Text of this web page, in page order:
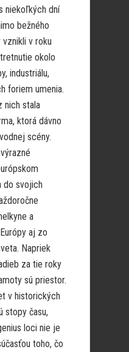
niekoľkých dní
bežného
vznikli v roku
okolo
industriálu,
foriem umenia.
nich stala
ktorá dávno
scény.
do svojich
a
aj zo
Napriek
za tie roky
sú priestor.
v historických
stopy času,
loci nie je
toho, čo